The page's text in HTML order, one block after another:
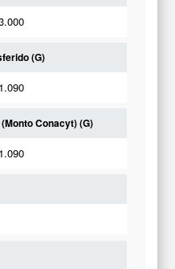
(G)
Conacyt) (G)